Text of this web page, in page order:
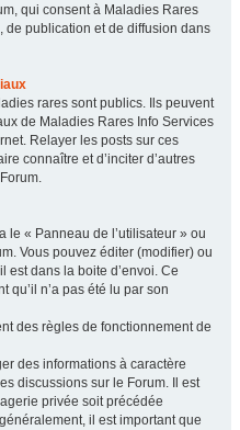
qui consent à Maladies Rares
de publication et de diffusion dans
rares sont publics. Ils peuvent
de Maladies Rares Info Services
Relayer les posts sur ces
connaître et d’inciter d’autres
le « Panneau de l’utilisateur » ou
Vous pouvez éditer (modifier) ou
est dans la boite d’envoi. Ce
qu’il n’a pas été lu par son
des règles de fonctionnement de
des informations à caractère
discussions sur le Forum. Il est
privée soit précédée
il est important que